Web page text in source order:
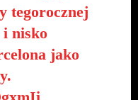
tegorocznej
nisko
jako